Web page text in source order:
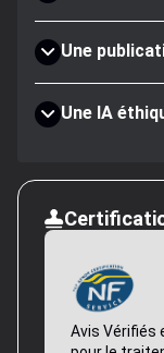
Une
Une IA
Avis Vérifiés